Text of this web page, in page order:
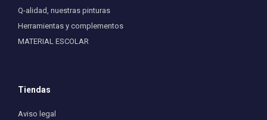
Q-alidad, nuestras pinturas
Herramientas y complementos
MATERIAL ESCOLAR
Tiendas
Aviso legal